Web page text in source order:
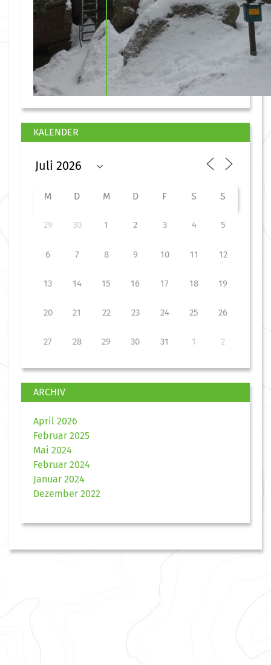
KALENDER
M D M D F S S
29 30 1 2 3 4 5
6 7 8 9 10 11 12
13 14 15 16 17 18 19
20 21 22 23 24 25 26
27 28 29 30 31 1 2
ARCHIV
April 2026
Februar 2025
Mai 2024
Februar 2024
Januar 2024
Dezember 2022